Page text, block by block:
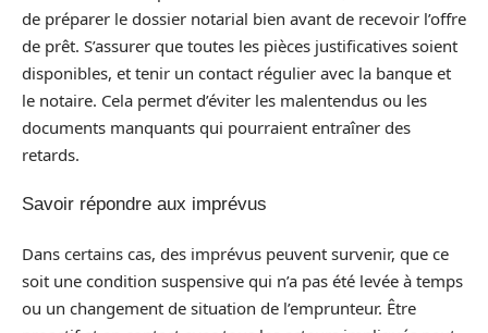
de préparer le dossier notarial bien avant de recevoir l’offre
de prêt. S’assurer que toutes les pièces justificatives soient
disponibles, et tenir un contact régulier avec la banque et
le notaire. Cela permet d’éviter les malentendus ou les
documents manquants qui pourraient entraîner des
retards.
Savoir répondre aux imprévus
Dans certains cas, des imprévus peuvent survenir, que ce
soit une condition suspensive qui n’a pas été levée à temps
ou un changement de situation de l’emprunteur. Être